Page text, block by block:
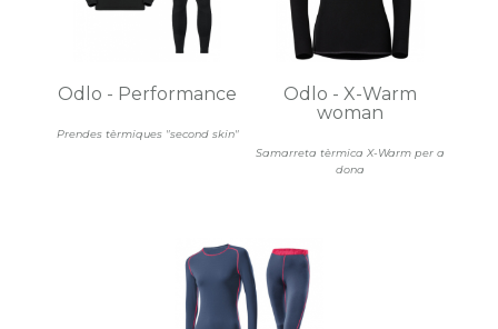
Prendes tèrmiques "second skin"
Odlo - Performance
Samarreta tèrmica X-Warm per a
dona
Odlo - X-Warm
woman